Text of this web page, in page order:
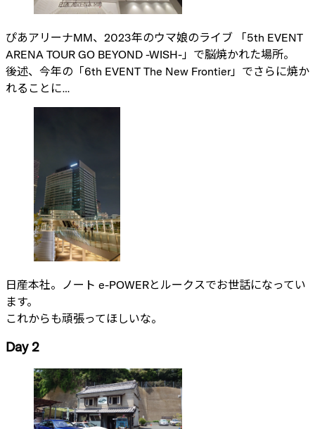
ぴあアリーナMM、2023年のウマ娘のライブ 「5th EVENT
ARENA TOUR GO BEYOND -WISH-」で脳焼かれた場所。
後述、今年の「6th EVENT The New Frontier」でさらに焼か
れることに…
日産本社。ノート e-POWERとルークスでお世話になってい
ます。
これからも頑張ってほしいな。
Day 2